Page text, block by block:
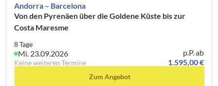
Andorra – Barcelona
Von den Pyrenäen über die Goldene Küste bis zur
Costa Maresme
8 Tage
Mi. 23.09.2026
Keine weiteren Termine
p.P. ab
1.595,00 €
Zum Angebot